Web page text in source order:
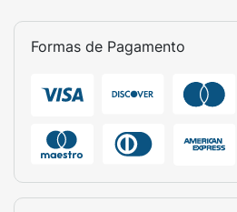
Formas de Pagamento